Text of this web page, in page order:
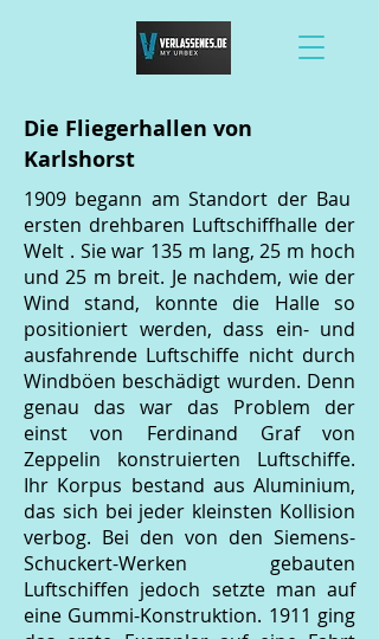
Die Fliegerhallen von
Karlshorst
1909 begann am Standort der Bau
ersten drehbaren Luftschiffhalle der
Welt . Sie war 135 m lang, 25 m hoch
und 25 m breit. Je nachdem, wie der
Wind stand, konnte die Halle so
positioniert werden, dass ein- und
ausfahrende Luftschiffe nicht durch
Windböen beschädigt wurden. Denn
genau das war das Problem der
einst von Ferdinand Graf von
Zeppelin konstruierten Luftschiffe.
Ihr Korpus bestand aus Aluminium,
das sich bei jeder kleinsten Kollision
verbog. Bei den von den Siemens-
Schuckert-Werken gebauten
Luftschiffen jedoch setzte man auf
eine Gummi-Konstruktion. 1911 ging